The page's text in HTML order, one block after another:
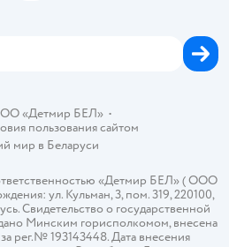
«Детмир БЕЛ»•
пользования сайтом
мир в Беларуси
«Детмир БЕЛ» ( ООО
ул. Кульман, 3, пом. 319, 220100,
Свидетельство о государственной
Минским горисполкомом, внесена
рег.№ 193143448. Дата внесения